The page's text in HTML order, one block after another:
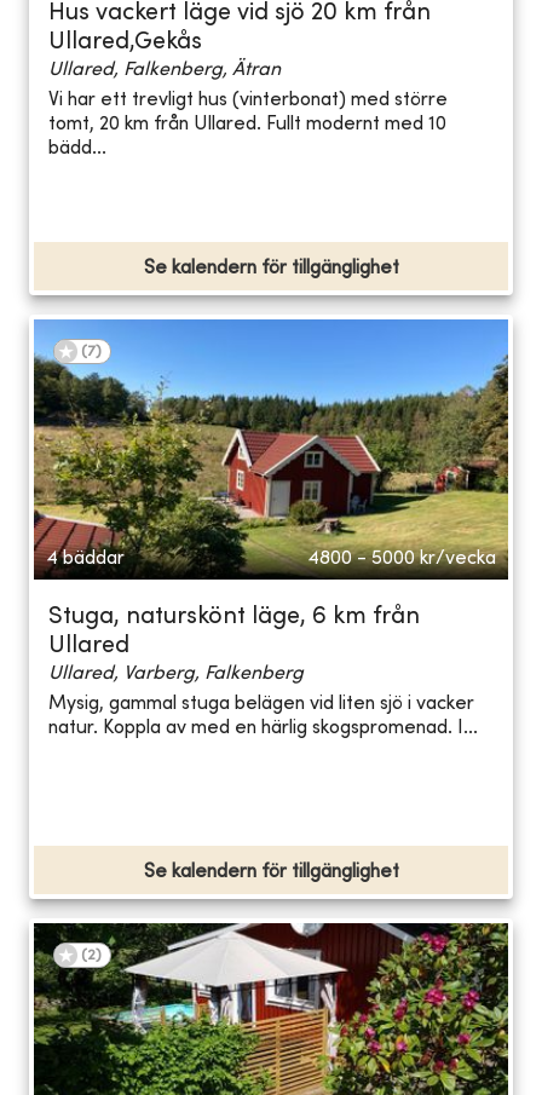
Hus vackert läge vid sjö 20 km från
Ullared,Gekås
Ullared, Falkenberg, Ätran
Vi har ett trevligt hus (vinterbonat) med större
tomt, 20 km från Ullared. Fullt modernt med 10
bädd...
Se kalendern för tillgänglighet
(7)
4 bäddar 4800 - 5000 kr/vecka
Stuga, naturskönt läge, 6 km från
Ullared
Ullared, Varberg, Falkenberg
Mysig, gammal stuga belägen vid liten sjö i vacker
natur. Koppla av med en härlig skogspromenad. I...
Se kalendern för tillgänglighet
(2)